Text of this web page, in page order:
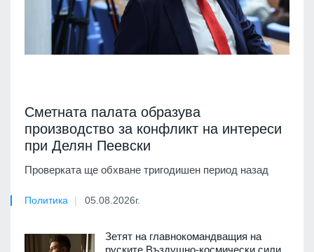
Сметната палата образува
производство за конфликт на интереси
при Делян Пеевски
Проверката ще обхване тригодишен период назад
Политика 05.08.2026г.
Зетят на главнокомандващия на